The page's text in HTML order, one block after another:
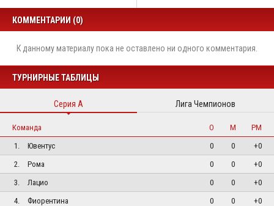
КОММЕНТАРИИ (0)
К данному материалу пока не оставлено ни одного комментария.
ТУРНИРНЫЕ ТАБЛИЦЫ
Серия А Лига Чемпионов
Команда О М
РМ
1.
Ювентус 0 0
+0
2.
Рома 0 0
+0
3.
Лацио 0 0
+0
4.
Фиорентина 0 0
+0